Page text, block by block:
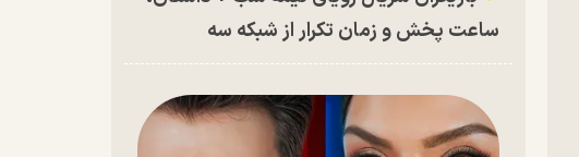
ساعت پخش و زمان تکرار از شبکه سه